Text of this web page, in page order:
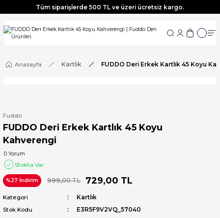
Tüm siparişlerde 500 TL ve üzeri ücretsiz kargo.
Tüm siparişlerde 500 TL ve üzeri ücretsiz kargo.
Tüm siparişlerde 500 TL ve üzeri ücretsiz kargo.
Tüm siparişlerde 500 TL ve üzeri ücretsiz kargo.
Anasayfa Kartlık FUDDO Deri Erkek Kartlık 45 Koyu
Fuddo
FUDDO Deri Erkek Kartlık 45 Koyu
Kahverengi
0 Yorum
Stokta Var
%27 İndirim 999,00 TL 729,00 TL
Kategori
Kartlık
Stok Kodu
E3R5F9V2VQ_57040